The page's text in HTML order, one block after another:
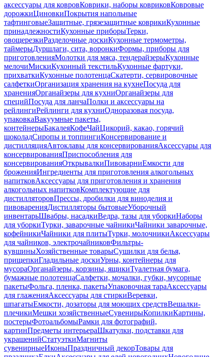
аксессуары для ковровКоврики, наборы ковриковКовровые
дорожкиЦиновкиПокрытия напольные
тафтинговыеЗащитные, грязезащитные коврикиКухонные
принадлежностиКухонные приборыТерки,
овощерезкиРазделочные доскиКухонные термометры,
таймерыДуршлаги, сита, воронкиФормы, приборы для
приготовленияМолотки для мяса, тендерайзерыКухонные
мелочиМискиКухонный текстильКухонные фартуки,
прихваткиКухонные полотенцаСкатерти, сервировочные
салфеткиОрганизация хранения на кухнеПосуда для
храненияОрганайзеры для кухниОрганайзеры для
специйПосуда для ланчаПолки и аксессуары на
рейлингиРейлинги для кухниОдноразовая посуда,
упаковкаВакуумные пакеты,
контейнерыБакалеяКофеЧайЦикорий, какао, горячий
шоколадСиропы и топпингиКонсервирование и
дистилляцияАвтоклавы для консервированияАксессуары для
консервированияПриспособления для
консервированияОткрывалкиПивоварниЕмкости для
броженияИнгредиенты для приготовления алкогольных
напитковАксессуары для приготовления и хранения
алкогольных напитковКомплектующие для
дистилляторовПрессы, дробилки для виноделия и
пивоваренияДистилляторы бытовыеУборочный
инвентарьШвабры, насадкиВедра, тазы для уборкиНаборы
для уборкиТурки, заварочные чайникиЧайники заварочные,
кофейникиЧайники для плитыТурки, молочникиАксессуары
для чайников, электрочайниковФильтры-
кувшиныХозяйственные товарыСушилки для белья,
прищепкиГладильные доскиУрны, контейнеры для
мусораОрганайзеры, корзины, ящикиТуалетная бумага,
бумажные полотенцаСалфетки, мочалки, губки, мусорные
пакетыФольга, пленка, пакетыУпаковочная тараАксессуары
для глаженияАксессуары для стиркиВеревки,
шпагатыЕмкости, дозаторы для моющих средствВешалки-
плечикиМешки хозяйственныеСувенирыКопилкиКартины,
постерыФотоальбомыРамки для фотографий,
картинПредметы интерьераШкатулки, подставки для
украшенийСтатуэткиМагниты
сувенирныеИконыПраздничный декорТовары для